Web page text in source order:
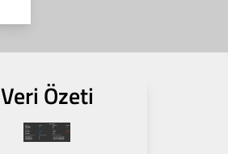
Veri Özeti